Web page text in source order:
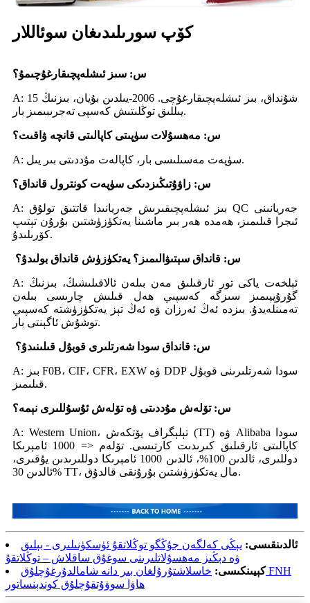
كۆپ سورىلىدىغان سوئاللار
س: سىز ئىشلەپچىقارغۇچىمۇ؟
A: شۇنداق، بىز ئىشلەپچىقارغۇچى. 2006-يىلدىن بۇيان، بىزنىڭ 15
يىللىق توڭلىتىش كەسپى تەجرىبىمىز بار.
س: مەھسۇلات سۈپىتى كاپالىتى قانچە ۋاقىت؟
A: سۈپەت مەسىلىسى بار، كاپالەت مۇددىتى بىر يىل.
س: زاۋۇتىڭىزدىكى سۈپەت كونترول قانداق؟
A: بىز ئىشلەپچىقىرىش جەريانىدا قاتتىق تولۇق QC جەريانىنى
ئىجرا قىلىمىز، ھەمدە ھەر بىر ماشىنا يەتكۈزۈشتىن بۇرۇن تېتىپ
كۆرىلىدۇ.
س: قانداق سېتىۋالىمىز؟ يەتكۈزۈش قانداق بولىدۇ؟
A: ئېلخەت ياكى تور ئارقىلىق مەن بىلەن ئالاقىلىشىڭ، بىزنىڭ
گۇرۇپپىمىز سىزگە كەسپىي ھەل قىلىش چارىسى بىلەن
تەمىنلەيدۇ. بىزدە ئەڭ ئەرزان ۋە ئەڭ تېز يەتكۈزۈشتە كەسپىي
توشۇش ئاگېنتى بار.
س: قانداق سودا شەرتلىرى قوبۇل قىلىنىدۇ؟
A: بىز F0B، CIF، CFR، EXW ۋە DDP سودا شەرتلىرىنى قوبۇل
قىلىمىز.
س: تۆلەش مۇددىتى ۋە تۆلەش ئۇسۇللىرى نېمە؟
A: Western Union، تېلېگراف يۆتكەش (TT) ۋە Alibaba سودا
كاپالىتى ئارقىلىق كىرىدىت كارتىسى. تۆلەم <= 1000 ئامېرىكا
دوللىرى، ئالدىن 100%، ئالدىن 1000 ئامېرىكا دوللىرىدىن يۇقىرى،
ئالدىن 30% TT، مال يەتكۈزۈشتىن بۇرۇنقى قالدۇق.
ئالدىنقىسى: يېڭى كەلگەن جۇڭگو توڭلاتقۇ ئۈسكۈنىلىرى - بېلىق
ۋە دېڭىز مەھسۇلاتلىرىنى سوغۇق ساقلاش – توڭلاتقۇ
كېيىنكىسى: خاسلاشتۇرۇلغان بىر دانە شامالدۇرغۇچلۇق FNH
ھاۋا سوۋۇتقۇچلۇق كوندېنساتور